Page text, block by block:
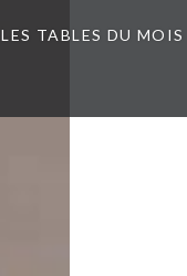
LES TABLES DU MOIS